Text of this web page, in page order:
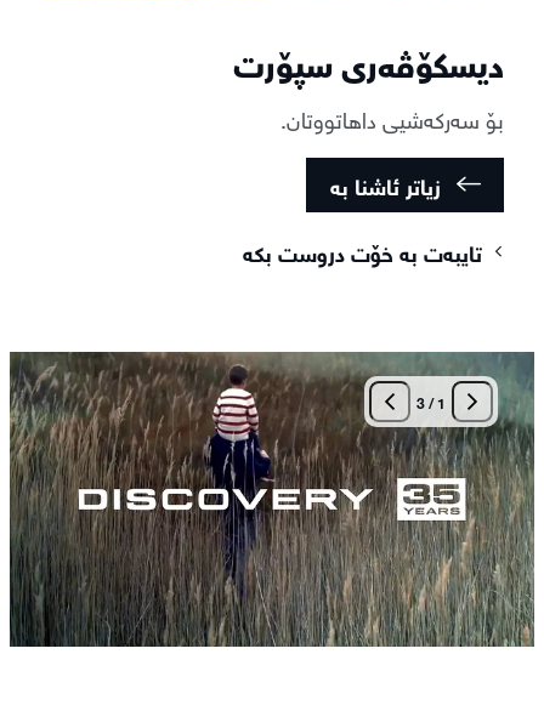
دیسکۆڤەری سپۆرت
بۆ سەرکەشیی داهاتووتان.
زیاتر ئاشنا بە
تایبەت بە خۆت دروست بکە
1
/
3